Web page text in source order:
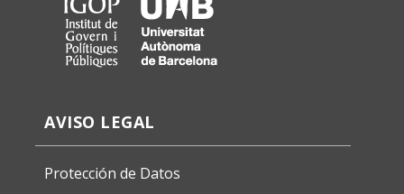
AVISO LEGAL
Protección de Datos